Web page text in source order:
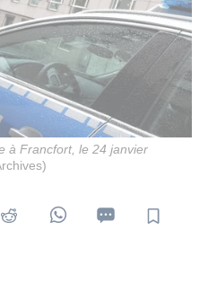
à Francfort, le 24 janvier